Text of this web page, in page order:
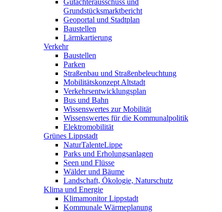
Gutachterausschuss und
Grundstücksmarktbericht
Geoportal und Stadtplan
Baustellen
Lärmkartierung
Verkehr
Baustellen
Parken
Straßenbau und Straßenbeleuchtung
Mobilitätskonzept Altstadt
Verkehrsentwicklungsplan
Bus und Bahn
Wissenswertes zur Mobilität
Wissenswertes für die Kommunalpolitik
Elektromobilität
Grünes Lippstadt
NaturTalenteLippe
Parks und Erholungsanlagen
Seen und Flüsse
Wälder und Bäume
Landschaft, Ökologie, Naturschutz
Klima und Energie
Klimamonitor Lippstadt
Kommunale Wärmeplanung